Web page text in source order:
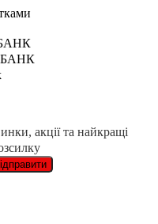
акції та найкращі